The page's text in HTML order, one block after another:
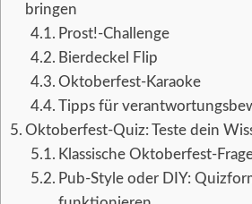
bringen
Prost!-Challenge
Bierdeckel Flip
Oktoberfest-Karaoke
Tipps für
Oktoberfest-Quiz: Teste dein
Klassische Oktoberfest-
Pub-Style oder DIY: